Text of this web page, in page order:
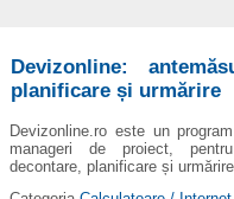
Devizonline:
planificare și urmărire
Devizonline.ro este un
manageri de proiect,
decontare, planificare și